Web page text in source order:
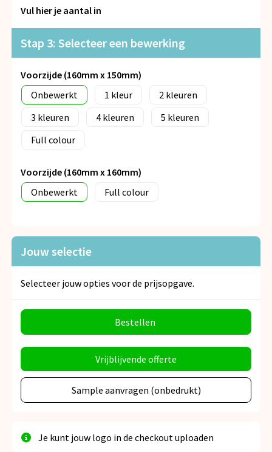
Vul hier je aantal in
Stap 3: Selecteer een bewerking
Voorzijde (160mm x 150mm)
Onbewerkt
1
2
3
4
5
Full colour
Voorzijde (160mm x 160mm)
Onbewerkt
Full colour
Jouw selectie
Selecteer jouw opties voor de prijsopgave.
Bestellen
Vrijblijvende offerte
Sample aanvragen (onbedrukt)
Je kunt jouw logo in de checkout uploaden